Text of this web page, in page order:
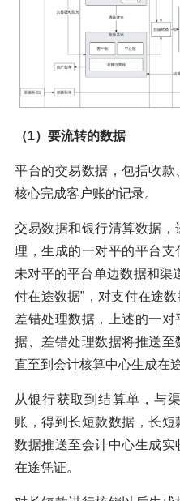
（1）要流转的数据
平台的交易数据，包括收
核心完成客户账的记录。
交易数据和银行清算数据
理，生成的一对平的平台支
未对平的平台单边数据和渠
付在途数据”，对支付在途
差错处理数据，上述的一
据、差错处理数据将推送至
直至到会计核算中心生成在
从银行获取到结算单，与
账，得到长短款数据，长
数据推送至会计中心生成
在途凭证。